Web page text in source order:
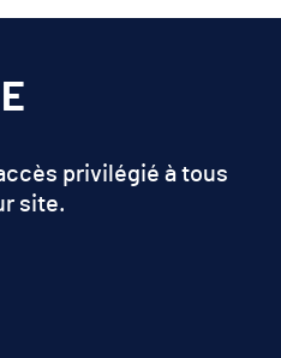
privilégié à tous
site.